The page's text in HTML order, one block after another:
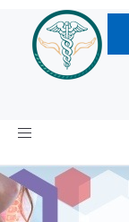
Toggle